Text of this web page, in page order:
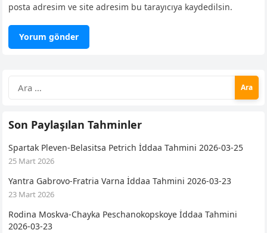
posta adresim ve site adresim bu tarayıcıya kaydedilsin.
Son Paylaşılan Tahminler
Spartak Pleven-Belasitsa Petrich İddaa Tahmini 2026-03-25
25 Mart 2026
Yantra Gabrovo-Fratria Varna İddaa Tahmini 2026-03-23
23 Mart 2026
Rodina Moskva-Chayka Peschanokopskoye İddaa Tahmini
2026-03-23